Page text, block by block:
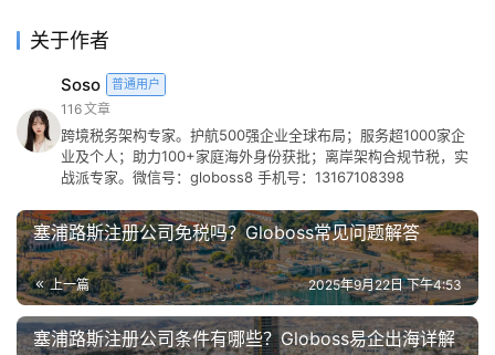
关于作者
Soso 普通用户
116文章
跨境税务架构专家。护航500强企业全球布局；服务超1000家企
业及个人；助力100+家庭海外身份获批；离岸架构合规节税，实
战派专家。微信号：globoss8 手机号：13167108398
塞浦路斯注册公司免税吗？Globoss常见问题解答
上一篇 2025年9月22日 下午4:53
塞浦路斯注册公司条件有哪些？Globoss易企出海详解